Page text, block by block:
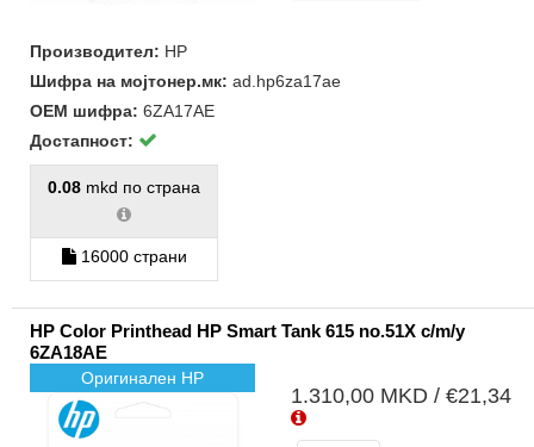
Производител: HP
Шифра на мојтонер.мк: ad.hp6za17ae
ОЕМ шифра: 6ZA17AE
Достапност:
0.08 mkd по страна
16000 страни
HP Color Printhead HP Smart Tank 615 no.51X c/m/y
6ZA18AE
Оригинален HP
1.310,00 MKD / €21,34